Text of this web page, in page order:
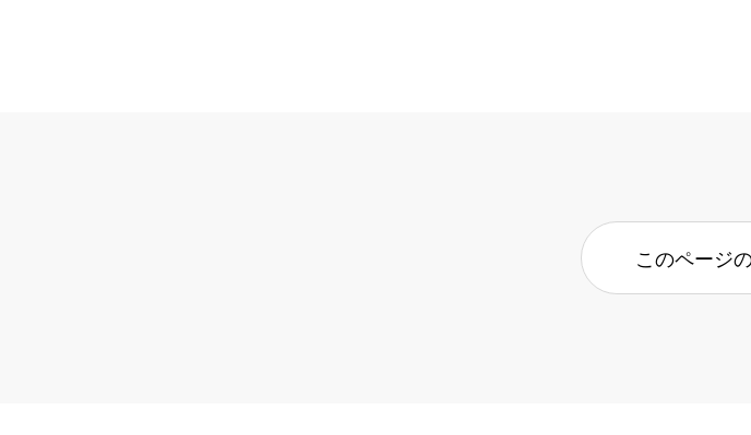
このページ